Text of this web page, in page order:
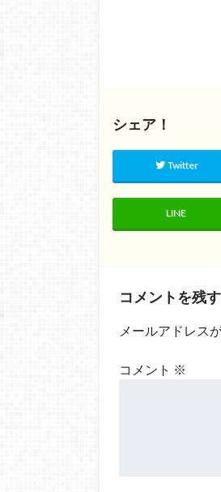
シェア！
Twitter
LINE
コメントを残す
メールアドレス
コメント ※